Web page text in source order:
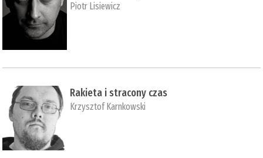
Piotr Lisiewicz
Rakieta i stracony czas
Krzysztof Karnkowski